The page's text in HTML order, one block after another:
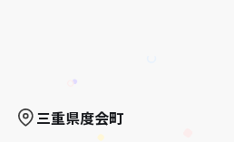
三重県度会町